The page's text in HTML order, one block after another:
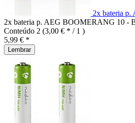
2x bateria
2x bateria p. AEG BOOMERANG 10 -
Conteúdo 2 (3,00 € * / 1 )
5,99 € *
Lembrar